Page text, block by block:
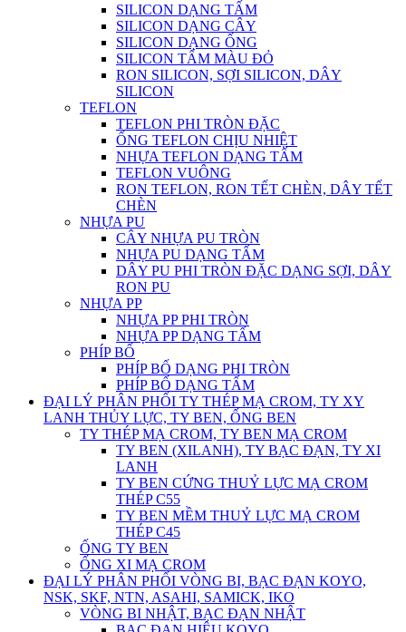
SILICON DẠNG TẤM
SILICON DẠNG CÂY
SILICON DẠNG ỐNG
SILICON TẤM MÀU ĐỎ
RON SILICON, SỢI SILICON, DÂY
SILICON
TEFLON
TEFLON PHI TRÒN ĐẶC
ỐNG TEFLON CHỊU NHIỆT
NHỰA TEFLON DẠNG TẤM
TEFLON VUÔNG
RON TEFLON, RON TẾT CHÈN, DÂY TẾT
CHÈN
NHỰA PU
CÂY NHỰA PU TRÒN
NHỰA PU DẠNG TẤM
DÂY PU PHI TRÒN ĐẶC DẠNG SỢI, DÂY
RON PU
NHỰA PP
NHỰA PP PHI TRÒN
NHỰA PP DẠNG TẤM
PHÍP BỐ
PHÍP BỐ DẠNG PHI TRÒN
PHÍP BỐ DẠNG TẤM
ĐẠI LÝ PHÂN PHỐI TY THÉP MẠ CROM, TY XY
LANH THỦY LỰC, TY BEN, ỐNG BEN
TY THÉP MẠ CROM, TY BEN MẠ CROM
TY BEN (XILANH), TY BẠC ĐẠN, TY XI
LANH
TY BEN CỨNG THUỶ LỰC MẠ CROM
THÉP C55
TY BEN MỀM THUỶ LỰC MẠ CROM
THÉP C45
ỐNG TY BEN
ỐNG XI MẠ CROM
ĐẠI LÝ PHÂN PHỐI VÒNG BI, BẠC ĐẠN KOYO,
NSK, SKF, NTN, ASAHI, SAMICK, IKO
VÒNG BI NHẬT, BẠC ĐẠN NHẬT